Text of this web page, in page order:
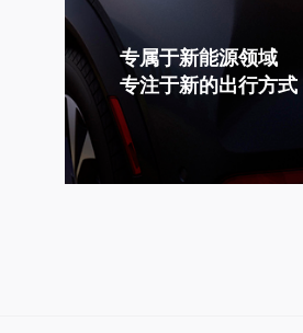
专属于新能源领域
专注于新的出行方式